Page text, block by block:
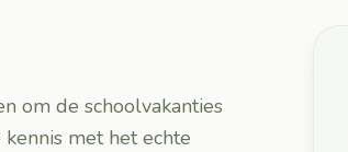
om de schoolvakanties
met het echte